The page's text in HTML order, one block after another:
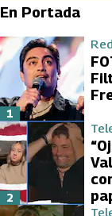
En Portada
1
2